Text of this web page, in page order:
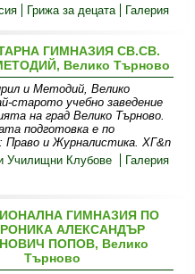
Грижа за децата Галерия
ГИМНАЗИЯ СВ.СВ.
Велико Търново
и Методий, Велико
старото учебно заведение
на град Велико Търново.
подготовка е по
Право и Журналистика. ХГ&n
Училищни Клубове Галерия
ГИМНАЗИЯ ПО
АЛЕКСАНДЪР
ПОПОВ, Велико
Търново